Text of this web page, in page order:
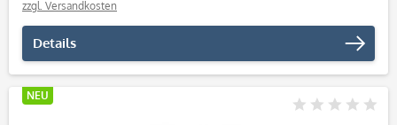
zzgl. Versandkosten
Details
NEU